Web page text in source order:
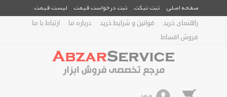
صفحه اصلی ثبت تیکت ثبت درخواست قیمت
لیست قیمت
راهنمای خرید
قوانین و شرایط خرید درباره ما
ارتباط با ما
فروش اقساط